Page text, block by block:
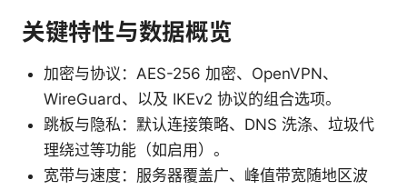
关键特性与数据概览
加密与协议：AES-256 加密、OpenVPN、
WireGuard、以及 IKEv2 协议的组合选项。
跳板与隐私：默认连接策略、DNS 洗涤、垃圾代
理绕过等功能（如启用）。
宽带与速度：服务器覆盖广、峰值带宽随地区波